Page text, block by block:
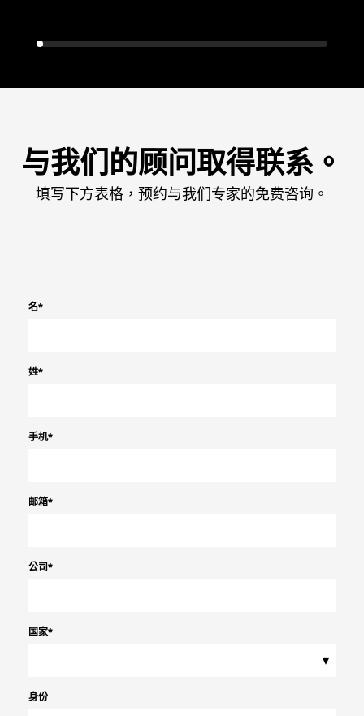
与我们的顾问取得联系。
填写下方表格，预约与我们专家的免费咨询。
名*
姓*
手机*
邮箱*
公司*
国家*
▾
身份